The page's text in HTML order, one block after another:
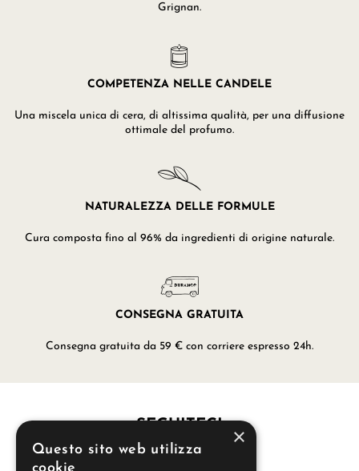
Grignan.
COMPETENZA NELLE CANDELE
Una miscela unica di cera, di altissima qualità, per una diffusione
ottimale del profumo.
NATURALEZZA DELLE FORMULE
Cura composta fino al 96% da ingredienti di origine naturale.
CONSEGNA GRATUITA
Consegna gratuita da 59 € con corriere espresso 24h.
SEGUITECI ×
Questo sito web utilizza